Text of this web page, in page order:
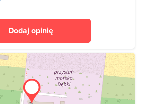
Dodaj opinię